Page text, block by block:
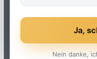
Ja,
Nein danke,